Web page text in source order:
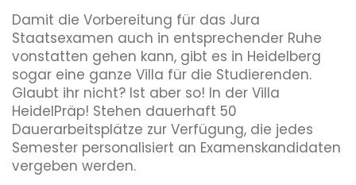
Damit die Vorbereitung für das Jura
Staatsexamen auch in entsprechender Ruhe
vonstatten gehen kann, gibt es in Heidelberg
sogar eine ganze Villa für die Studierenden.
Glaubt ihr nicht? Ist aber so! In der Villa
HeidelPräp! Stehen dauerhaft 50
Dauerarbeitsplätze zur Verfügung, die jedes
Semester personalisiert an Examenskandidaten
vergeben werden.